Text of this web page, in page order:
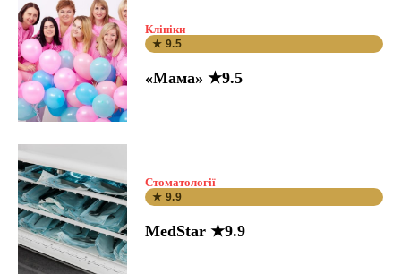
Клініки
★ 9.5
«Мама» ★9.5
Стоматології
★ 9.9
MedStar ★9.9